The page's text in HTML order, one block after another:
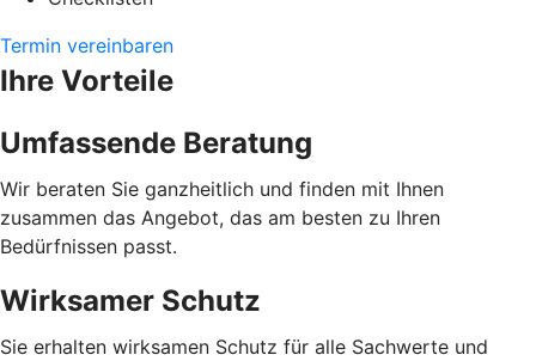
Termin vereinbaren
Ihre Vorteile
Umfassende Beratung
Wir beraten Sie ganzheitlich und finden mit Ihnen
zusammen das Angebot, das am besten zu Ihren
Bedürfnissen passt.
Wirksamer Schutz
Sie erhalten wirksamen Schutz für alle Sachwerte und